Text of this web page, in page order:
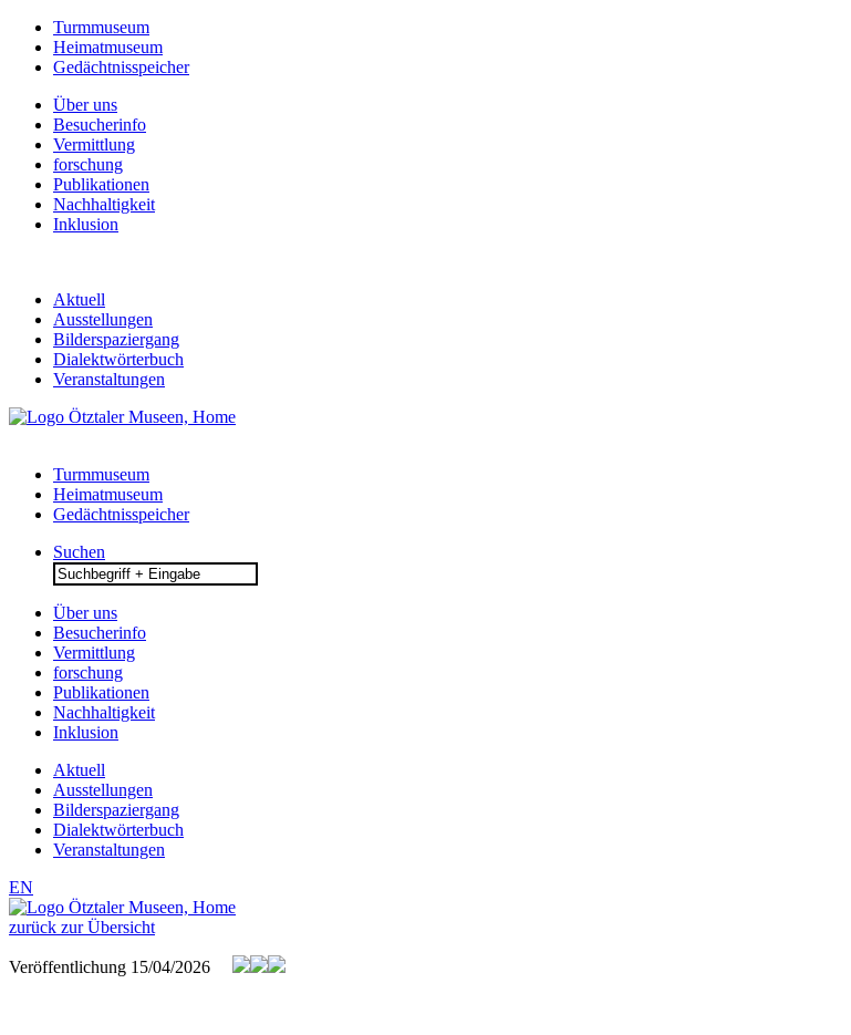
Turmmuseum
Heimatmuseum
Gedächtnisspeicher
Über uns
Besucherinfo
Vermittlung
forschung
Publikationen
Nachhaltigkeit
Inklusion
Aktuell
Ausstellungen
Bilderspaziergang
Dialektwörterbuch
Veranstaltungen
Turmmuseum
Heimatmuseum
Gedächtnisspeicher
Suchen
Search
for:
Über uns
Besucherinfo
Vermittlung
forschung
Publikationen
Nachhaltigkeit
Inklusion
Aktuell
Ausstellungen
Bilderspaziergang
Dialektwörterbuch
Veranstaltungen
EN
zurück zur Übersicht
Veröffentlichung 15/04/2026